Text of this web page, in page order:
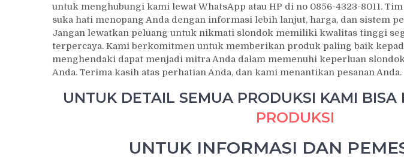
untuk menghubungi kami lewat WhatsApp atau HP di no 0856-4323-8011.
suka hati menopang Anda dengan informasi lebih lanjut, harga, dan sistem
Jangan lewatkan peluang untuk nikmati slondok memiliki kwalitas tinggi
terpercaya. Kami berkomitmen untuk memberikan produk paling baik
menghendaki dapat menjadi mitra Anda dalam memenuhi keperluan
Anda. Terima kasih atas perhatian Anda, dan kami menantikan pesanan Anda.
UNTUK DETAIL SEMUA PRODUKSI KAMI BISA
PRODUKSI
UNTUK INFORMASI DAN